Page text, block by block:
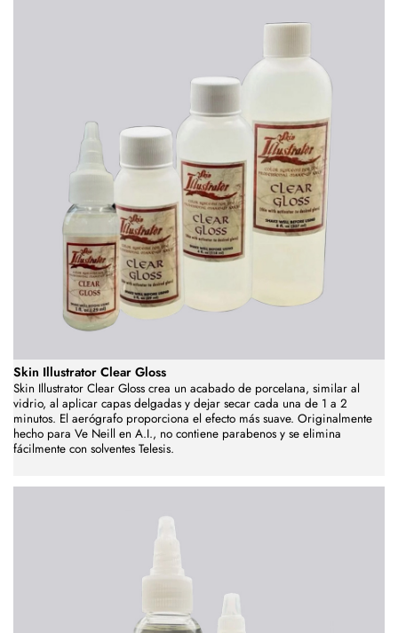
Skin Illustrator Clear Gloss
Skin Illustrator Clear Gloss crea un acabado de porcelana, similar al
vidrio, al aplicar capas delgadas y dejar secar cada una de 1 a 2
minutos. El aerógrafo proporciona el efecto más suave. Originalmente
hecho para Ve Neill en A.I., no contiene parabenos y se elimina
fácilmente con solventes Telesis.